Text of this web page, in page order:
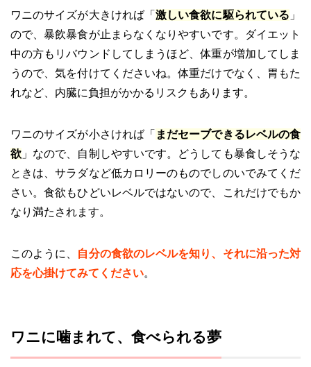
ワニのサイズが大きければ「激しい食欲に駆られている 」
ので、暴飲暴食が止まらなくなりやすいです。ダイエット
中の方もリバウンドしてしまうほど、体重が増加してしま
うので、気を付けてくださいね。体重だけでなく、胃もた
れなど、内臓に負担がかかるリスクもあります。
ワニのサイズが小さければ「 まだセーブできるレベルの食
欲 」なので、自制しやすいです。どうしても暴食しそうな
ときは、サラダなど低カロリーのものでしのいでみてくだ
さい。食欲もひどいレベルではないので、これだけでもか
なり満たされます。
このように、 自分の食欲のレベルを知り、それに沿った対
応を心掛けてみてください。
ワニに噛まれて、食べられる夢